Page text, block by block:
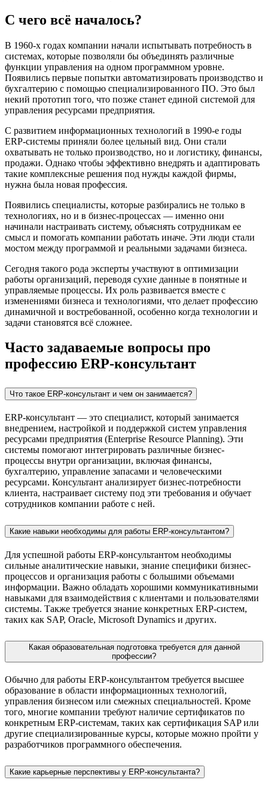
С чего всё началось?
В 1960-х годах компании начали испытывать потребность в
системах, которые позволяли бы объединять различные
функции управления на одном программном уровне.
Появились первые попытки автоматизировать производство и
бухгалтерию с помощью специализированного ПО. Это был
некий прототип того, что позже станет единой системой для
управления ресурсами предприятия.
С развитием информационных технологий в 1990-е годы
ERP-системы приняли более цельный вид. Они стали
охватывать не только производство, но и логистику, финансы,
продажи. Однако чтобы эффективно внедрять и адаптировать
такие комплексные решения под нужды каждой фирмы,
нужна была новая профессия.
Появились специалисты, которые разбирались не только в
технологиях, но и в бизнес-процессах — именно они
начинали настраивать систему, объяснять сотрудникам ее
смысл и помогать компании работать иначе. Эти люди стали
мостом между программой и реальными задачами бизнеса.
Сегодня такого рода эксперты участвуют в оптимизации
работы организаций, переводя сухие данные в понятные и
управляемые процессы. Их роль развивается вместе с
изменениями бизнеса и технологиями, что делает профессию
динамичной и востребованной, особенно когда технологии и
задачи становятся всё сложнее.
Часто задаваемые вопросы про
профессию ERP-консультант
Что такое ERP-консультант и чем он занимается?
ERP-консультант — это специалист, который занимается
внедрением, настройкой и поддержкой систем управления
ресурсами предприятия (Enterprise Resource Planning). Эти
системы помогают интегрировать различные бизнес-
процессы внутри организации, включая финансы,
бухгалтерию, управление запасами и человеческими
ресурсами. Консультант анализирует бизнес-потребности
клиента, настраивает систему под эти требования и обучает
сотрудников компании работе с ней.
Какие навыки необходимы для работы ERP-консультантом?
Для успешной работы ERP-консультантом необходимы
сильные аналитические навыки, знание специфики бизнес-
процессов и организация работы с большими объемами
информации. Важно обладать хорошими коммуникативными
навыками для взаимодействия с клиентами и пользователями
системы. Также требуется знание конкретных ERP-систем,
таких как SAP, Oracle, Microsoft Dynamics и других.
Какая образовательная подготовка требуется для данной
профессии?
Обычно для работы ERP-консультантом требуется высшее
образование в области информационных технологий,
управления бизнесом или смежных специальностей. Кроме
того, многие компании требуют наличие сертификатов по
конкретным ERP-системам, таких как сертификация SAP или
другие специализированные курсы, которые можно пройти у
разработчиков программного обеспечения.
Какие карьерные перспективы у ERP-консультанта?